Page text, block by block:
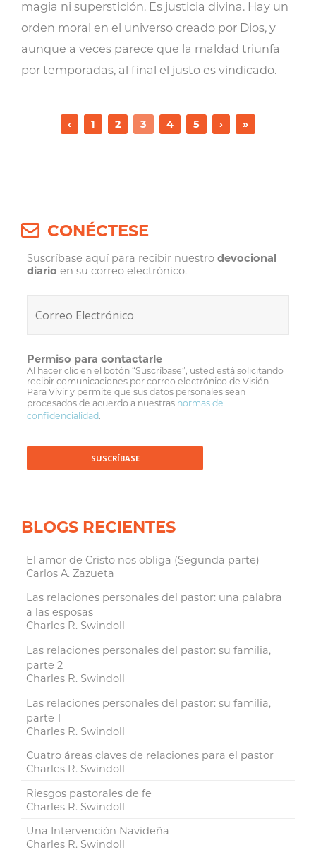
magia ni superstición. Es justicia divina. Hay un
orden moral en el universo creado por Dios, y
aunque a veces parece que la maldad triunfa
por temporadas, al final el justo es vindicado.
‹ 1 2 3 4 5 › »
CONÉCTESE
Suscríbase aquí para recibir nuestrodevocional
diario en su correo electrónico.
Permiso para contactarle
Al hacer clic en el botón “Suscríbase”, usted está solicitando
recibir comunicaciones por correo electrónico de Visión
Para Vivir y permite que sus datos personales sean
procesados de acuerdo a nuestras normas de
confidencialidad.
BLOGS RECIENTES
El amor de Cristo nos obliga (Segunda parte)
Carlos A. Zazueta
Las relaciones personales del pastor: una palabra
a las esposas
Charles R. Swindoll
Las relaciones personales del pastor: su familia,
parte 2
Charles R. Swindoll
Las relaciones personales del pastor: su familia,
parte 1
Charles R. Swindoll
Cuatro áreas claves de relaciones para el pastor
Charles R. Swindoll
Riesgos pastorales de fe
Charles R. Swindoll
Una Intervención Navideña
Charles R. Swindoll